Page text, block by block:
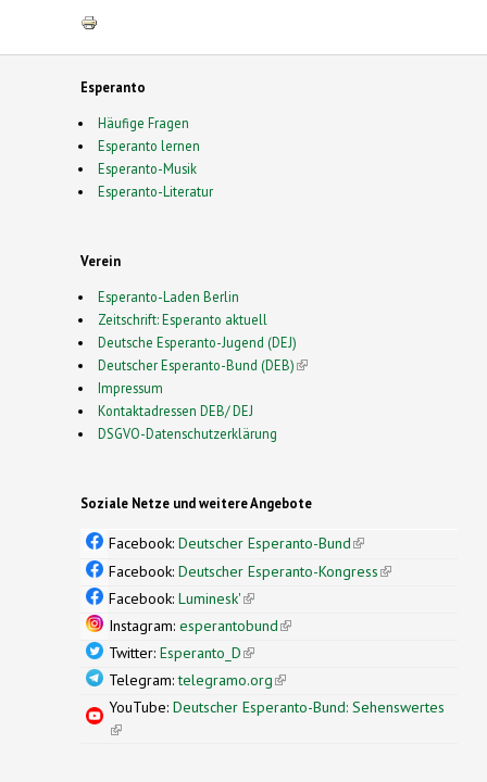
Esperanto
Häufige Fragen
Esperanto lernen
Esperanto-Musik
Esperanto-Literatur
Verein
Esperanto-Laden Berlin
Zeitschrift: Esperanto aktuell
Deutsche Esperanto-Jugend (DEJ)
Deutscher Esperanto-Bund (DEB)(link is external)
Impressum
Kontaktadressen DEB/ DEJ
DSGVO-Datenschutzerklärung
Soziale Netze und weitere Angebote
Facebook: Deutscher Esperanto-Bund(link is
external)
Facebook: Deutscher Esperanto-Kongress(link is
Facebook: Luminesk'(link is external)
Instagram: esperantobund(link is external)
Twitter: Esperanto_D(link is external)
Telegram:telegramo.org(link is external)
YouTube: Deutscher Esperanto-Bund: Sehenswertes
(link is external)